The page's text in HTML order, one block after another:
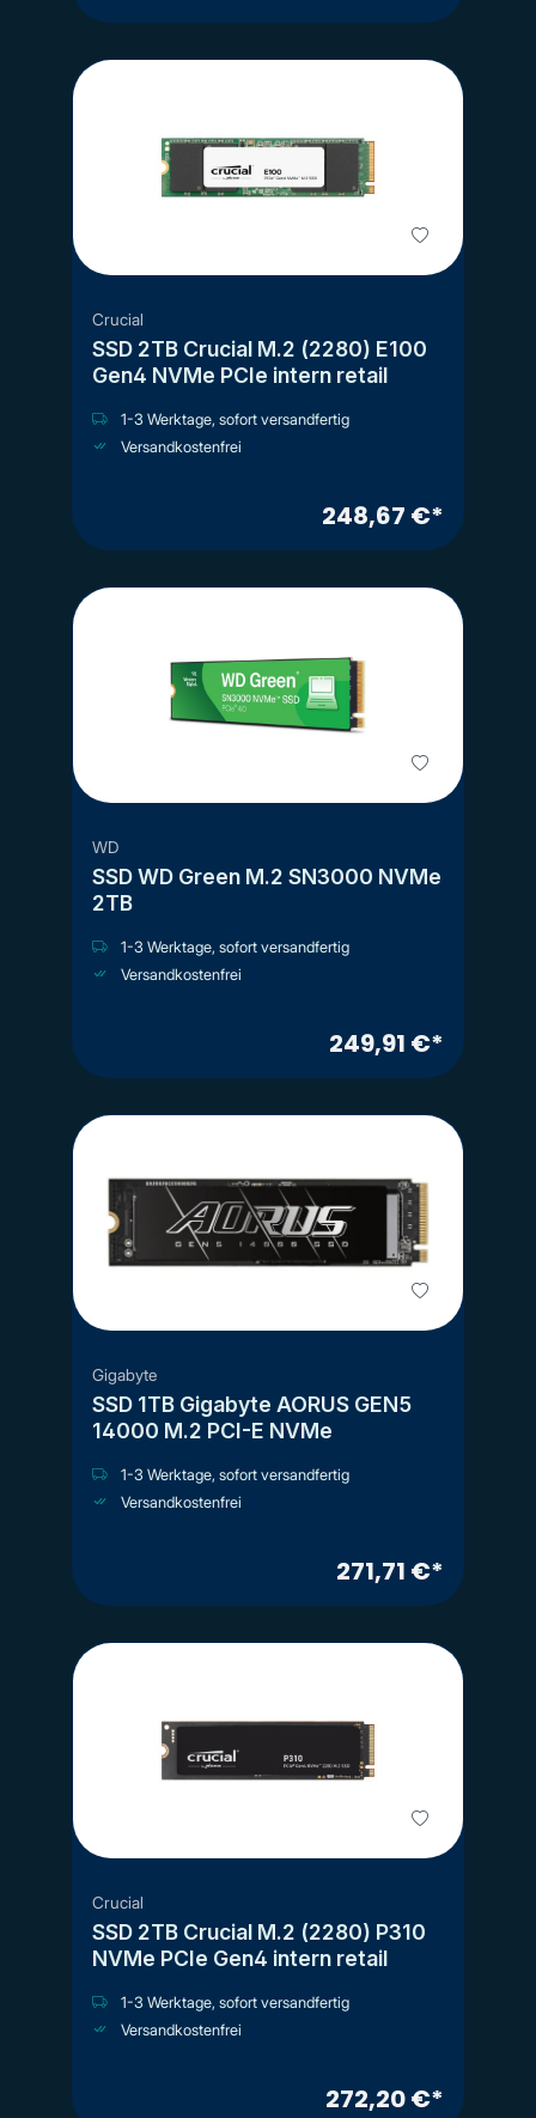
Crucial
SSD 2TB Crucial M.2 (2280) E100
Gen4 NVMe PCIe intern retail
1-3 Werktage, sofort versandfertig
Versandkostenfrei
248,67 €*
WD
SSD WD Green M.2 SN3000 NVMe
2TB
1-3 Werktage, sofort versandfertig
Versandkostenfrei
249,91 €*
Gigabyte
SSD 1TB Gigabyte AORUS GEN5
14000 M.2 PCI-E NVMe
1-3 Werktage, sofort versandfertig
Versandkostenfrei
271,71 €*
Crucial
SSD 2TB Crucial M.2 (2280) P310
NVMe PCIe Gen4 intern retail
1-3 Werktage, sofort versandfertig
Versandkostenfrei
272,20 €*